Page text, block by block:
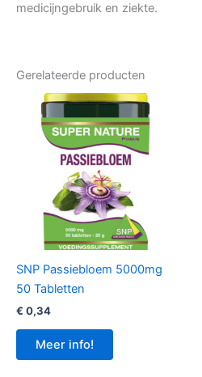
medicijngebruik en ziekte.
Gerelateerde producten
SNP Passiebloem 5000mg
50 Tabletten
€ 0,34
Meer info!